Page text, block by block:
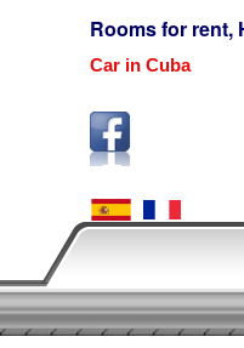
Rooms for rent,
Car in Cuba